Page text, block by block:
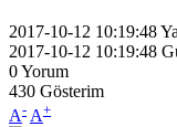
2017-10-12 10:19:48
2017-10-12 10:19:48
0Yorum
430 Gösterim
A- A+